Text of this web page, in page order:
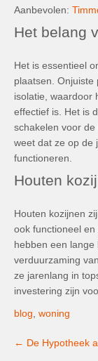
Aanbevolen:
Het belang
Het is essentieel
plaatsen. Onjuiste
isolatie, waardoor
effectief is. Het is
schakelen voor
weet dat ze op de
functioneren.
Houten
Houten kozijnen
ook functioneel en
hebben een
verduurzaming
ze jarenlang in
investering zijn
blog woning
navigation
← De Hypotheek